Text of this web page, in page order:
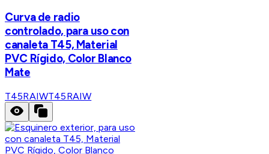
Curva de radio
controlado, para uso con
canaleta T45, Material
PVC Rígido, Color Blanco
Mate
T45RAIWT45RAIW